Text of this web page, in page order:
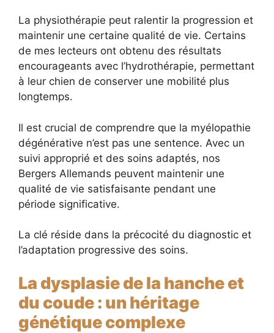
La physiothérapie peut ralentir la progression et
maintenir une certaine qualité de vie. Certains
de mes lecteurs ont obtenu des résultats
encourageants avec l’hydrothérapie, permettant
à leur chien de conserver une mobilité plus
longtemps.
Il est crucial de comprendre que la myélopathie
dégénérative n’est pas une sentence. Avec un
suivi approprié et des soins adaptés, nos
Bergers Allemands peuvent maintenir une
qualité de vie satisfaisante pendant une
période significative.
La clé réside dans la précocité du diagnostic et
l’adaptation progressive des soins.
La dysplasie de la hanche et
du coude : un héritage
génétique complexe